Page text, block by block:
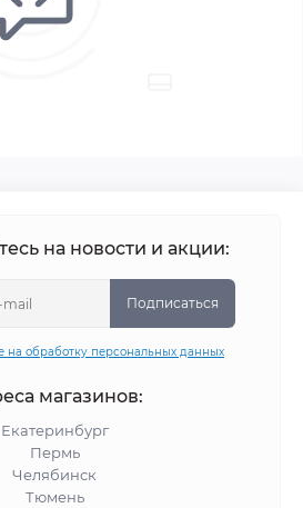
на новости и акции:
Подписаться
на обработку персональных данных
магазинов:
Екатеринбург
Пермь
Челябинск
Тюмень